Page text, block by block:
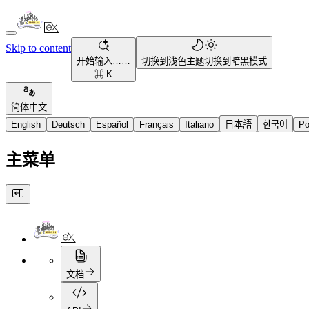
Skip to content
开始输入……
⌘ K
切换到浅色主题切换到暗黑模式
简体中文
English
Deutsch Español Français Italiano 日本語 한국어
主菜单
文档